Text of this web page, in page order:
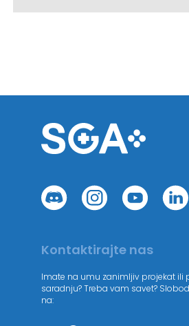
Kontaktirajte nas
Imate na umu zanimljiv projekat ili
saradnju? Treba vam savet?
na: